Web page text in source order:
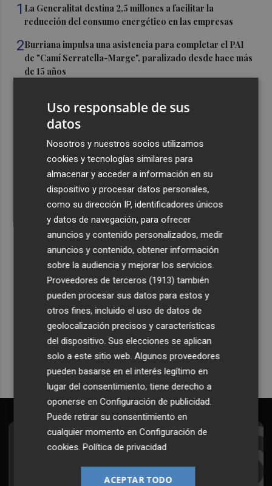
1 La Generalitat destina 2,5 millones a facilitar la
reducción del consumo energético en las empresas
2Burriana impulsa una asistencia para completar el PAI
de "Camí Serratella-Marge", paralizado desde hace más
de 15 años
asequible en Castelló frente "a los pisos de 200.000
euros de Carrasco"
Castelló adjudica a Civicons por 600.500 euros las
obras de reforma de la tenencia de alcaldía sur
Castelló acelera el montaje de la infraestructura en las
playas y el Planetari del eclipse para convertirlo en "un
evento histórico"
Recibe toda la actualidad de
Plaza Podcast en tu correo
Quiero suscribirme
Suscríbete al Boletín
Todos los días a primera hora en tu email
Uso responsable de sus
datos
Nosotros y nuestros socios utilizamos
cookies y tecnologías similares para
almacenar y acceder a información en su
dispositivo y procesar datos personales,
como su dirección IP, identificadores únicos
y datos de navegación, para ofrecer
anuncios y contenido personalizados, medir
anuncios y contenido, obtener información
sobre la audiencia y mejorar los servicios.
Proveedores de terceros (1913) también
pueden procesar sus datos para estos y
otros fines, incluido el uso de datos de
geolocalización precisos y características
del dispositivo. Sus elecciones se aplican
solo a este sitio web. Algunos proveedores
pueden basarse en el interés legítimo en
lugar del consentimiento; tiene derecho a
oponerse enConfiguración de publicidad
Puede retirar su consentimiento en
cualquier momento enConfiguración de
cookies .Política de privacidad
ACEPTAR TODO